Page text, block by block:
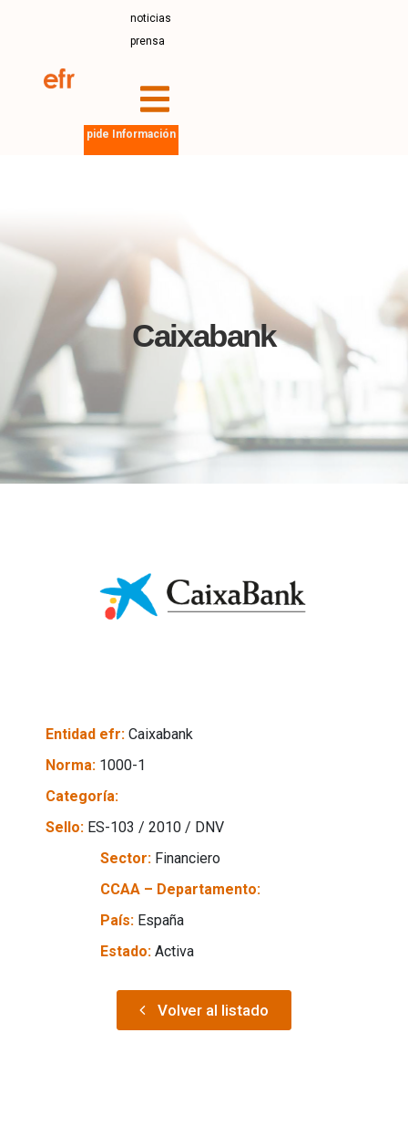
noticias
prensa
pide Información
Caixabank
Entidad efr: Caixabank
Norma: 1000-1
Categoría:
Sello: ES-103 / 2010 / DNV
Sector: Financiero
CCAA – Departamento:
País: España
Estado: Activa
Volver al listado